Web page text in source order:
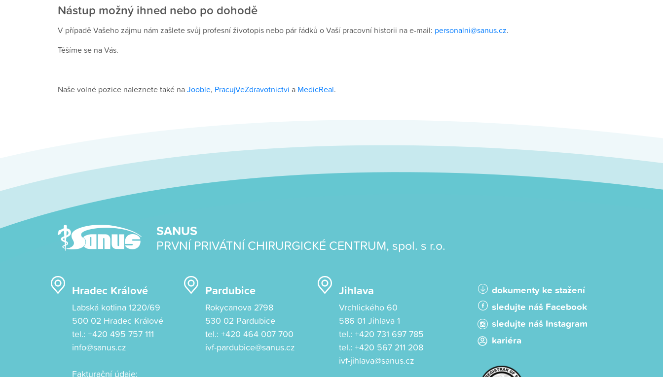
Nástup možný ihned nebo po dohodě
V případě Vašeho zájmu nám zašlete svůj profesní životopis nebo pár řádků o Vaší pracovní historii na e-mail: personalni@sanus.cz.
Těšíme se na Vás.
Naše volné pozice naleznete také naJooble, PracujVeZdravotnictvi a MedicReal.
SANUS
PRVNÍ PRIVÁTNÍ CHIRURGICKÉ CENTRUM, spol. s r.o.
Hradec Králové
Labská kotlina 1220/69
500 02 Hradec Králové
tel.: +420 495 757 111
info@sanus.cz
Fakturační údaje:
Pardubice
Rokycanova 2798
530 02 Pardubice
tel.:+420 464 007 700
ivf-pardubice@sanus.cz
Jihlava
Vrchlického 60
586 01 Jihlava 1
tel.: +420 731 697 785
tel.: +420 567 211 208
ivf-jihlava@sanus.cz
dokumenty ke stažení
sledujte náš Facebook
sledujte náš Instagram
kariéra